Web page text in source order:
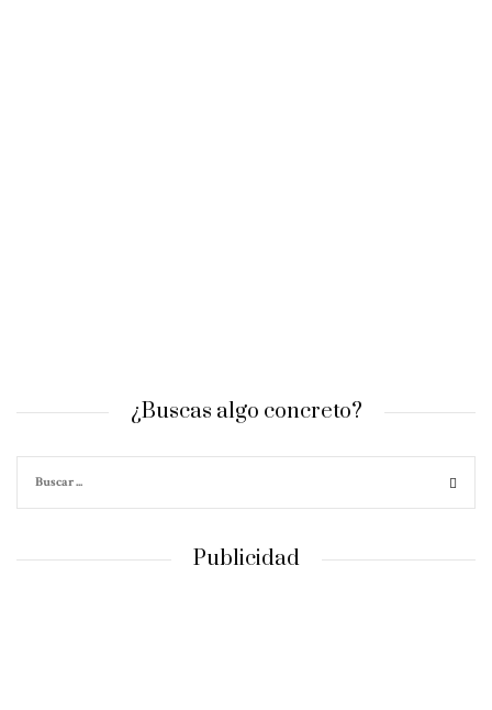
¿Buscas algo concreto?
Publicidad